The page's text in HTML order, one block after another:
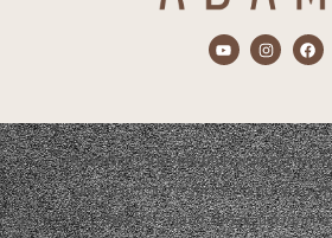
אך ורק מתוך אירועים שהופקו ע"י חברת אדמה.
בשיתוף צדדים נוספים כגון: ריהוט, עיצוב,
סידור פרחים, צלמים, להקות, די ג'יי ועוד…